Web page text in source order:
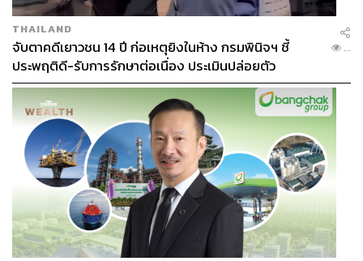
THAILAND
จับตาคดีเยาวชน 14 ปี ก่อเหตุยิงในห้าง กรมพินิจฯ ชี้
ประพฤติดี-รับการรักษาต่อเนื่อง ประเมินปล่อยตัว
...